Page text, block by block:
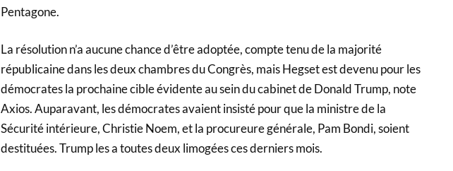
Pentagone.
La résolution n’a aucune chance d’être adoptée, compte tenu de la majorité
républicaine dans les deux chambres du Congrès, mais Hegset est devenu pour les
démocrates la prochaine cible évidente au sein du cabinet de Donald Trump, note
Axios. Auparavant, les démocrates avaient insisté pour que la ministre de la
Sécurité intérieure, Christie Noem, et la procureure générale, Pam Bondi, soient
destituées. Trump les a toutes deux limogées ces derniers mois.